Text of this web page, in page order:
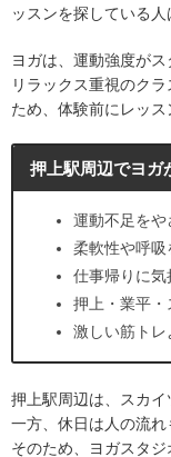
ッスンを探している人
ヨガは、運動強度が
リラックス重視のク
ため、体験前にレッス
押上駅周辺でヨガ
運動不足をや
柔軟性や呼吸
仕事帰りに気
押上・業平・
激しい筋トレ
押上駅周辺は、スカ
一方、休日は人の流れ
そのため、ヨガスタジ